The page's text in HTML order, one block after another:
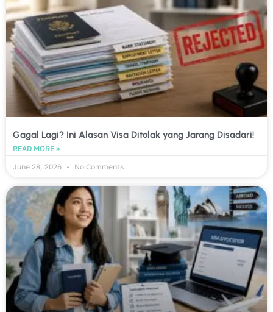
Gagal Lagi? Ini Alasan Visa Ditolak yang Jarang Disadari!
READ MORE »
June 28, 2026
No Comments